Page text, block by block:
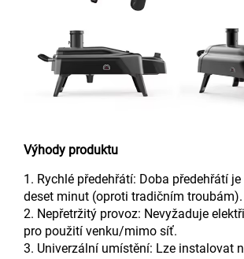
Výhody produktu
1. Rychlé předehřátí: Doba předehřátí
deset minut (oproti tradičním troubám).
2. Nepřetržitý provoz: Nevyžaduje
pro použití venku/mimo síť.
3. Univerzální umístění: Lze instalovat